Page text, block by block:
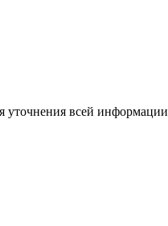
уточнения всей информации